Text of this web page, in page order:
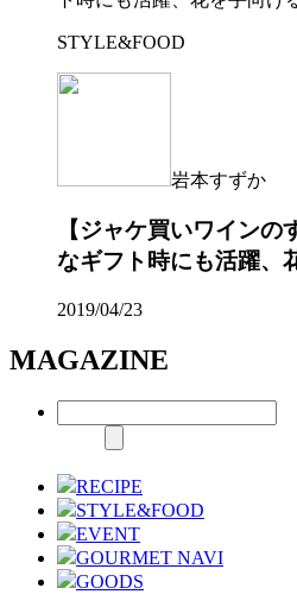
STYLE&FOOD
岩本すずか
【ジャケ買いワインの
なギフト時にも活躍、
2019/04/23
MAGAZINE
RECIPE
STYLE&FOOD
EVENT
GOURMET NAVI
GOODS